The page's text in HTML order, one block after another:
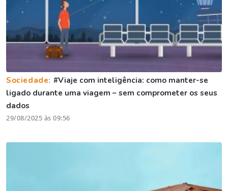
Sociedade: #Viaje com inteligência: como manter-se
ligado durante uma viagem – sem comprometer os seus
dados
29/08/2025 às 09:56